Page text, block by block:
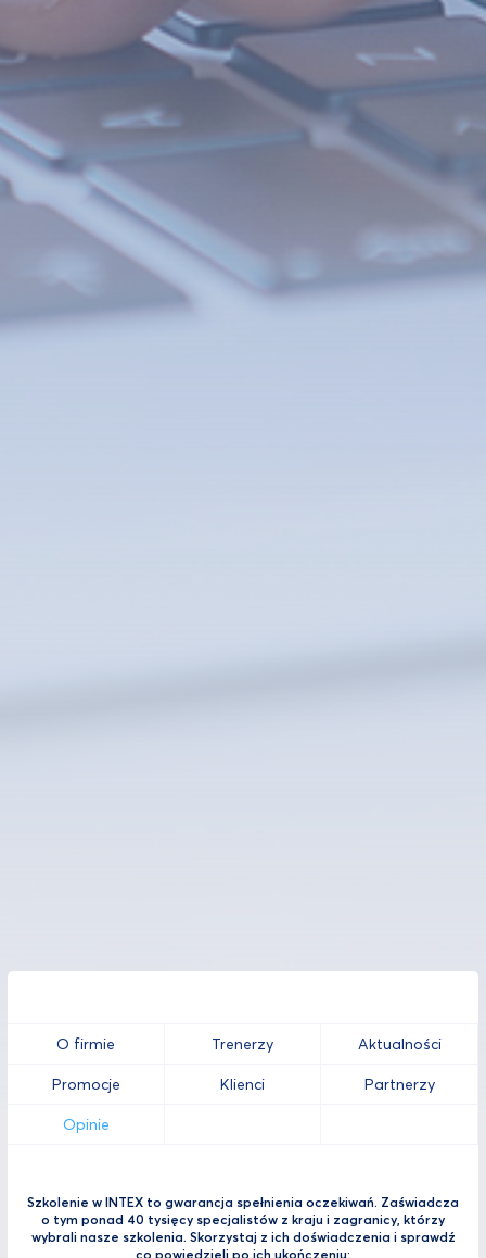
O firmie Trenerzy Aktualności
Promocje Klienci Partnerzy
Opinie
Szkolenie w INTEX to gwarancja spełnienia oczekiwań. Zaświadcza
o tym ponad 40 tysięcy specjalistów z kraju i zagranicy, którzy
wybrali nasze szkolenia. Skorzystaj z ich doświadczenia i sprawdź
co powiedzieli po ich ukończeniu: